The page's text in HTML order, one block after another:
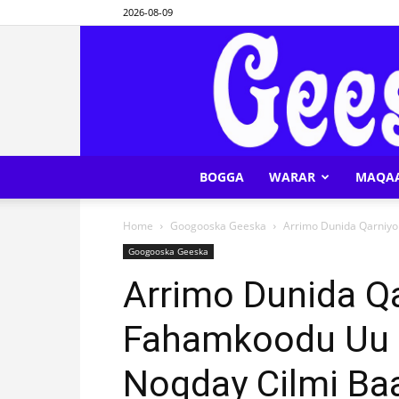
2026-08-09
BOGGA WARAR
Home Googooska Geeska Arrimo Dunida Qarniyo
Googooska Geeska
Arrimo Dunida
Fahamkoodu
Noqday Cilmi